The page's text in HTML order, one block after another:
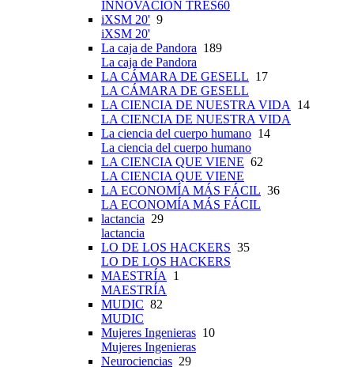
INNOVACIÓN TRES60
iXSM 20' 9
iXSM 20'
La caja de Pandora 189
La caja de Pandora
LA CÁMARA DE GESELL 17
LA CÁMARA DE GESELL
LA CIENCIA DE NUESTRA VIDA
14
LA CIENCIA DE NUESTRA VIDA
La ciencia del cuerpo humano 14
La ciencia del cuerpo humano
LA CIENCIA QUE VIENE 62
LA CIENCIA QUE VIENE
LA ECONOMÍA MÁS FÁCIL 36
LA ECONOMÍA MÁS FÁCIL
lactancia 29
lactancia
LO DE LOS HACKERS 35
LO DE LOS HACKERS
MAESTRÍA
1
MAESTRÍA
MUDIC 82
MUDIC
Mujeres Ingenieras 10
Mujeres Ingenieras
Neurociencias 29